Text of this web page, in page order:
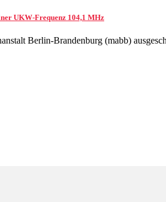
UKW-Frequenz 104,1 MHz
Berlin-Brandenburg (mabb)